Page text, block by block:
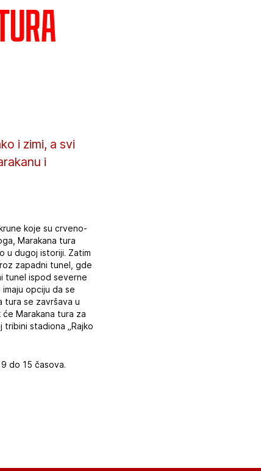
i zimi, a svi
i
koje su crveno-
Marakana tura
u dugoj istoriji. Zatim
zapadni tunel, gde
tunel ispod severne
opciju da se
tura se završava u
Marakana tura za
stadiona „Rajko
do 15 časova.